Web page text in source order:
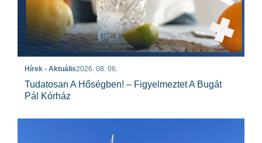
Hírek - Aktuális2026. 08. 06.
Tudatosan A Hőségben! – Figyelmeztet A Bugát
Pál Kórház